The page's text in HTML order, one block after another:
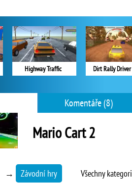
Highway Traffic Dirt Rally
Komentáře (8)
Mario Cart 2
→ Závodní hry Všechny